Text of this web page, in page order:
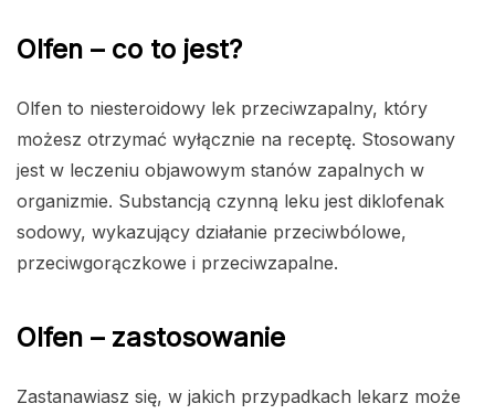
Olfen – co to jest?
Olfen to niesteroidowy lek przeciwzapalny, który
możesz otrzymać wyłącznie na receptę. Stosowany
jest w leczeniu objawowym stanów zapalnych w
organizmie. Substancją czynną leku jest diklofenak
sodowy, wykazujący działanie przeciwbólowe,
przeciwgorączkowe i przeciwzapalne.
Olfen – zastosowanie
Zastanawiasz się, w jakich przypadkach lekarz może